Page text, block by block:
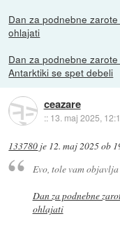
Dan za podnebne
ohlajati
Dan za podnebne
Antarktiki se spet debeli
ceazare
:: 13. maj 2025,
133780 je 12. maj 2025 ob
Evo, tole vam objavlja
Dan za podnebne
ohlajati